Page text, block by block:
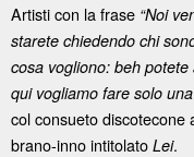
Artisti con la frase “Noi
starete chiedendo chi
cosa vogliono: beh
qui vogliamo fare solo
col consueto discotecone
brano-inno intitolato Lei.